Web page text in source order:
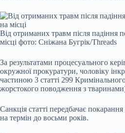
Від отриманих травм після падіння
місці фото: Сніжана Бугрік/Threads
За результатами процесуального
окружної прокуратури, чоловіку
частиною 3 статті 299
жорстокого поводження з
Санкція статті передбачає
на термін до восьми років.